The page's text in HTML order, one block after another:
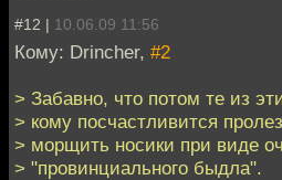
#12 | 10.06.09 11:56
Кому: Drincher, #2
> Забавно, что потом те из
> кому посчастливится
> морщить носики при виде
> "провинциального быдла".